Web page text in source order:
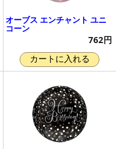
オーブス エンチャント ユニ
コーン
762円
カートに入れる